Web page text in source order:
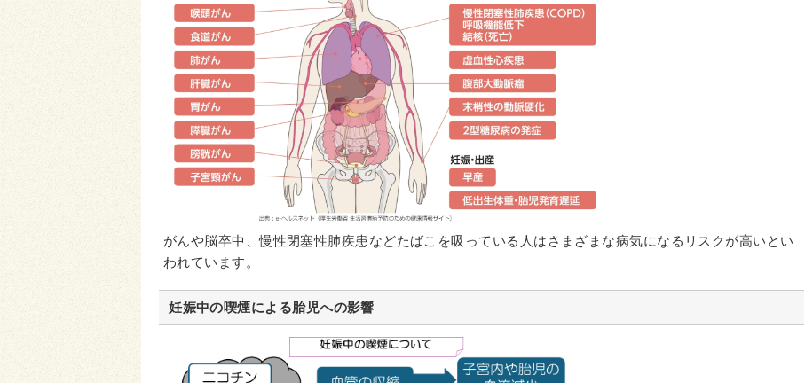
がんや脳卒中、慢性閉塞性肺疾患などたばこを吸っている人はさまざまな病気になるリスクが高いとい
われています。
妊娠中の喫煙による胎児への影響